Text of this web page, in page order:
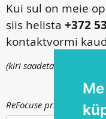
Kui sul on meie
siis helista +372
kontaktvormi
(kiri saadetakse
ReFocuse